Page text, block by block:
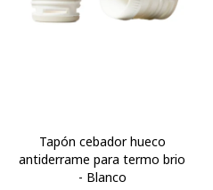
Tapón cebador hueco
antiderrame para termo brio
- Blanco